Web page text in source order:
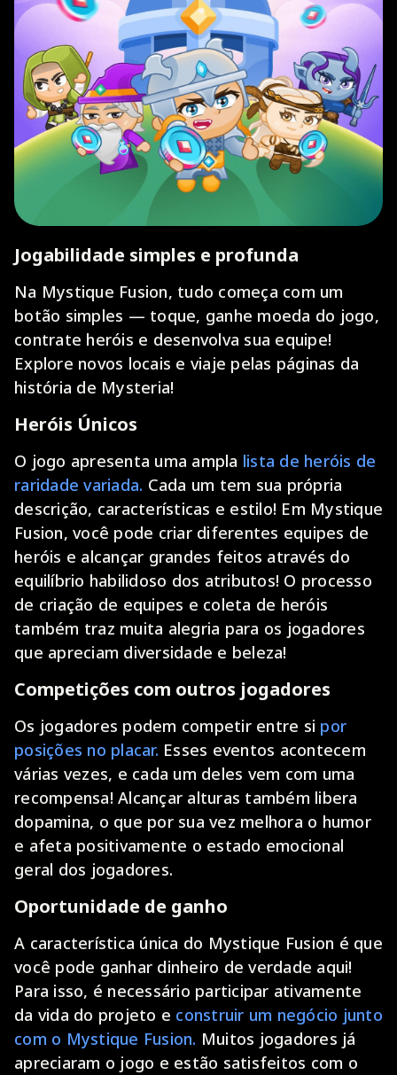
Jogabilidade simples e profunda
Na Mystique Fusion, tudo começa com um
botão simples — toque, ganhe moeda do jogo,
contrate heróis e desenvolva sua equipe!
Explore novos locais e viaje pelas páginas da
história de Mysteria!
Heróis Únicos
O jogo apresenta uma ampla lista de heróis de
raridade variada. Cada um tem sua própria
descrição, características e estilo! Em Mystique
Fusion, você pode criar diferentes equipes de
heróis e alcançar grandes feitos através do
equilíbrio habilidoso dos atributos! O processo
de criação de equipes e coleta de heróis
também traz muita alegria para os jogadores
que apreciam diversidade e beleza!
Competições com outros jogadores
Os jogadores podem competir entre si por
posições no placar. Esses eventos acontecem
várias vezes, e cada um deles vem com uma
recompensa! Alcançar alturas também libera
dopamina, o que por sua vez melhora o humor
e afeta positivamente o estado emocional
geral dos jogadores.
Oportunidade de ganho
A característica única do Mystique Fusion é que
você pode ganhar dinheiro de verdade aqui!
Para isso, é necessário participar ativamente
da vida do projeto e construir um negócio junto
com o Mystique Fusion. Muitos jogadores já
apreciaram o jogo e estão satisfeitos com o